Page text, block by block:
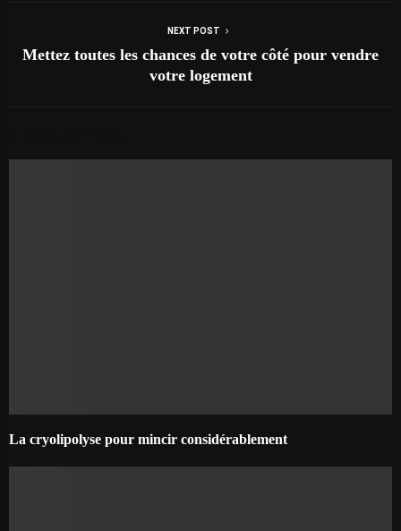
NEXT POST
Mettez toutes les chances de votre côté pour vendre
votre logement
La cryolipolyse pour mincir considérablement